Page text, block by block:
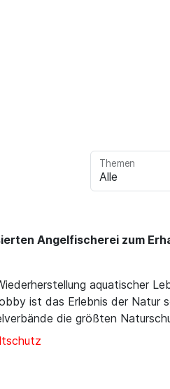
Themen
Angelfischerei zum
aquatischer
ist das Erlebnis der
die größten